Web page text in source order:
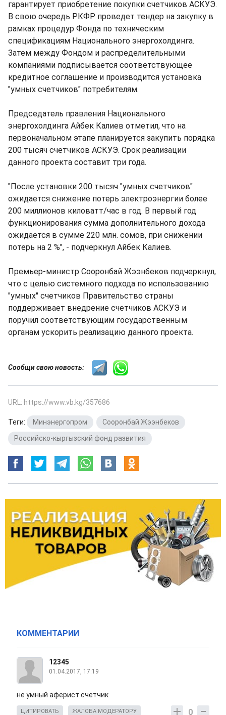
гарантирует приобретение покупки счетчиков АСКУЭ.
В свою очередь РКФР проведет тендер на закупку в
рамках процедур Фонда по техническим
спецификациям Национального энергохолдинга.
Затем между Фондом и распределительными
компаниями подписывается соответствующее
кредитное соглашение и производится установка
"умных счетчиков" потребителям.
Председатель правления Национального
энергохолдинга Айбек Калиев отметил, что на
первоначальном этапе планируется закупить порядка
200 тысяч счетчиков АСКУЭ. Срок реализации
данного проекта составит три года.
"После установки 200 тысяч "умных счетчиков"
ожидается снижение потерь электроэнергии более
200 миллионов киловатт/час в год. В первый год
функционирования сумма дополнительного дохода
ожидается в сумме 220 млн. сомов, при снижении
потерь на 2 %", - подчеркнул Айбек Калиев.
Премьер-министр Сооронбай Жээнбеков подчеркнул,
что с целью системного подхода по использованию
"умных" счетчиков Правительство страны
поддерживает внедрение счетчиков АСКУЭ и
поручил соответствующим государственным
органам ускорить реализацию данного проекта.
Сообщи свою новость:
URL: https://www.vb.kg/357686
Теги: Минэнергопром Сооронбай Жээнбеков
Российско-кыргызский фонд развития
КОММЕНТАРИИ
12345
01.04.2017, 17:19
не умный аферист счетчик
0
ЦИТИРОВАТЬ ЖАЛОБА МОДЕРАТОРУ